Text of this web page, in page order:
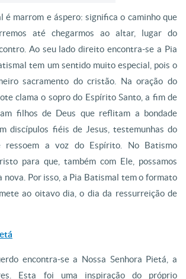
é marrom e áspero: significa o caminho que
até chegarmos ao altar, lugar do
Ao seu lado direito encontra-se a Pia
tem um sentido muito especial, pois o
sacramento do cristão. Na oração do
clama o sopro do Espírito Santo, a fim de
filhos de Deus que reflitam a bondade
discípulos fiéis de Jesus, testemunhas do
ressoem a voz do Espírito. No Batismo
para que, também com Ele, possamos
nova. Por isso, a Pia Batismal tem o formato
ao oitavo dia, o dia da ressurreição de
encontra-se a Nossa Senhora Pietá, a
Esta foi uma inspiração do próprio